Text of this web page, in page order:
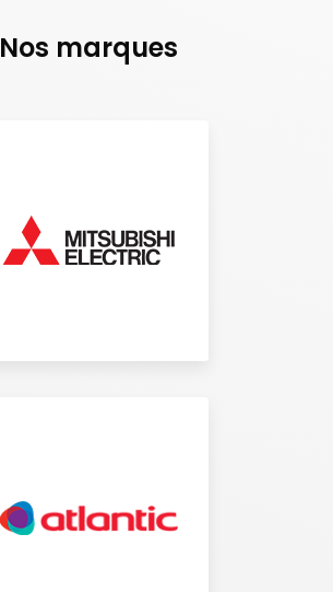
Nos marques